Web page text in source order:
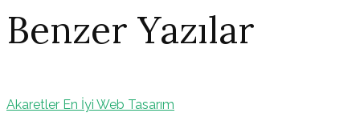
Benzer Yazılar
Akaretler En İyi Web Tasarım